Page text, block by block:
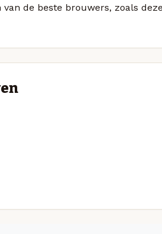
de beste brouwers, zoals